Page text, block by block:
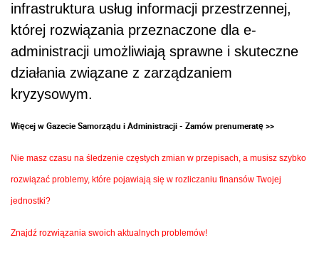
infrastruktura usług informacji przestrzennej,
której rozwiązania przeznaczone dla e-
administracji umożliwiają sprawne i skuteczne
działania związane z zarządzaniem
kryzysowym.
Więcej w Gazecie Samorządu i Administracji - Zamów prenumeratę >>
Nie masz czasu na śledzenie częstych zmian w przepisach, a musisz szybko
rozwiązać problemy, które pojawiają się w rozliczaniu finansów Twojej
jednostki?
Znajdź rozwiązania swoich aktualnych problemów!